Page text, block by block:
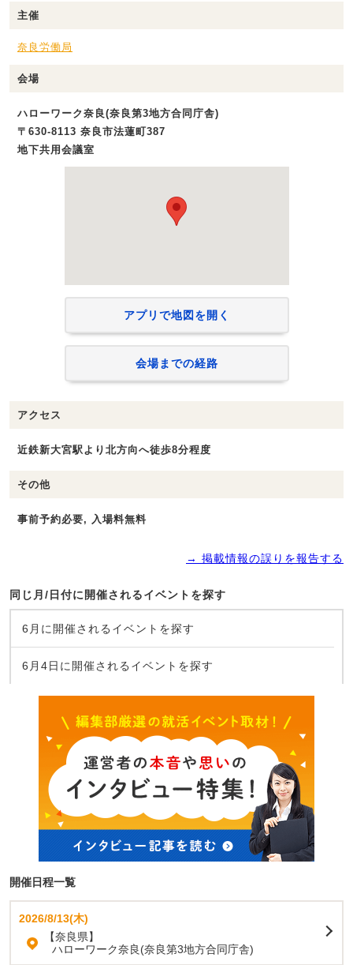
主催
奈良労働局
会場
ハローワーク奈良(奈良第3地方合同庁舎)
〒630-8113 奈良市法蓮町387
地下共用会議室
アプリで地図を開く
会場までの経路
アクセス
近鉄新大宮駅より北方向へ徒歩8分程度
その他
事前予約必要, 入場料無料
→ 掲載情報の誤りを報告する
同じ月/日付に開催されるイベントを探す
6月に開催されるイベントを探す
6月4日に開催されるイベントを探す
開催日程一覧
2026/8/13(木)
【奈良県】
ハローワーク奈良(奈良第3地方合同庁舎)